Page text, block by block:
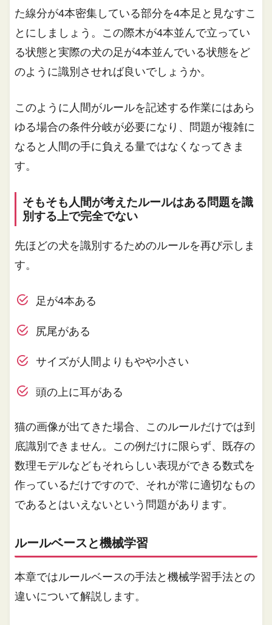
た線分が4本密集している部分を4本足と見なすこ
とにしましょう。この際木が4本並んで立ってい
る状態と実際の犬の足が4本並んでいる状態をど
のように識別させれば良いでしょうか。
このように人間がルールを記述する作業にはあら
ゆる場合の条件分岐が必要になり、問題が複雑に
なると人間の手に負える量ではなくなってきま
す。
そもそも人間が考えたルールはある問題を識
別する上で完全でない
先ほどの犬を識別するためのルールを再び示しま
す。
足が4本ある
尻尾がある
サイズが人間よりもやや小さい
頭の上に耳がある
猫の画像が出てきた場合、このルールだけでは到
底識別できません。この例だけに限らず、既存の
数理モデルなどもそれらしい表現ができる数式を
作っているだけですので、それが常に適切なもの
であるとはいえないという問題があります。
ルールベースと機械学習
本章ではルールベースの手法と機械学習手法との
違いについて解説します。